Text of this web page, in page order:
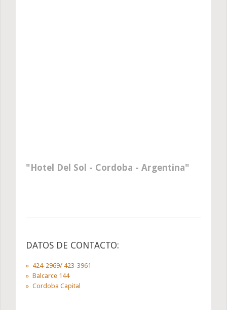
Hotel Del Sol - Cordoba - Argentina
DATOS DE CONTACTO:
424-2969/ 423-3961
Balcarce 144
Cordoba Capital